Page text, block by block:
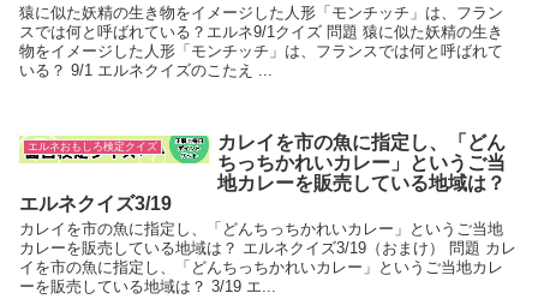
猿に似た妖精の生き物をイメージした人形「モンチッチ」は、フラン
スでは何と呼ばれている？エルネ9/1クイズ 問題 猿に似た妖精の生き
物をイメージした人形「モンチッチ」は、フランスでは何と呼ばれて
いる？ 9/1 エルネクイズのこたえ ...
エルネおもしろ検定クイズ
カレイを市の魚に指定し、「どん
ちっちかれいカレー」というご当
地カレーを販売している地域は？
エルネクイズ3/19
カレイを市の魚に指定し、「どんちっちかれいカレー」というご当地
カレーを販売している地域は？ エルネクイズ3/19（おまけ） 問題 カレ
イを市の魚に指定し、「どんちっちかれいカレー」というご当地カレ
ーを販売している地域は？ 3/19 エ...